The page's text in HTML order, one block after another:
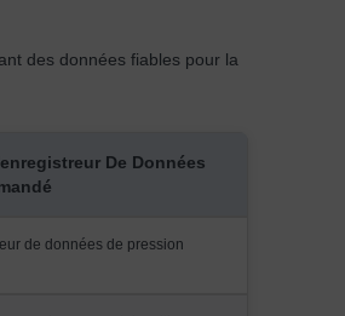
des données fiables pour la
De Données
de données de pression